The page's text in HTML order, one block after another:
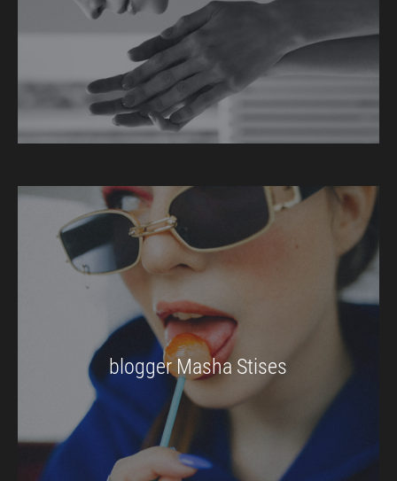
blogger Masha Stises